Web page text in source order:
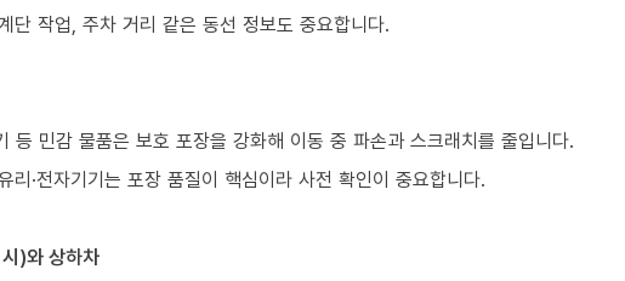
단 작업, 주차 거리 같은 동선 정보도 중요합니다.
등 민감 물품은 보호 포장을 강화해 이동 중 파손과 스크래치를 줄입니다.
리·전자기기는 포장 품질이 핵심이라 사전 확인이 중요합니다.
)와 상하차